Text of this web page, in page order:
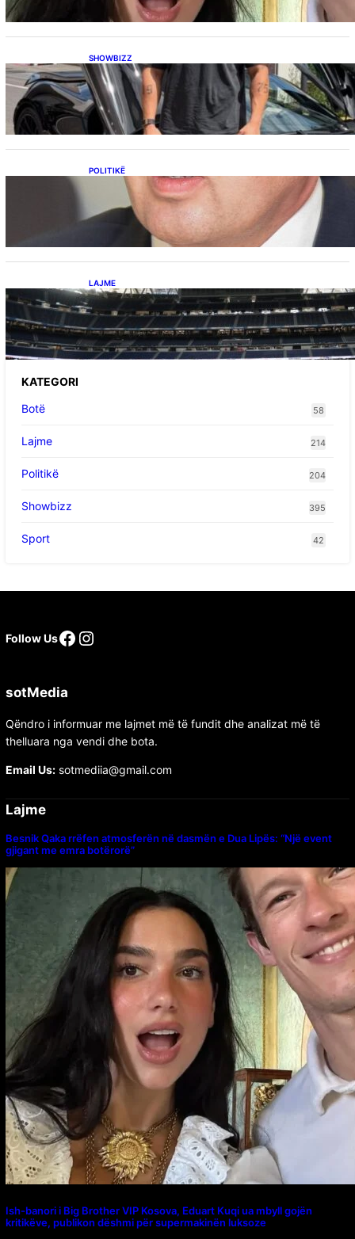
SHOWBIZZ
Ish-banori i Big Brother VIP Kosova, Eduart
Kuqi ua mbyll gojën kritikëve, publikon
dëshmi për supermakinën luksoze
POLITIKË
Përplasja VV-LDK për gazin amerikan,
Kërçeli i përgjigjet Hotit: “Mbrojeni LDK-në, jo
aleancën me SHBA-në”
LAJME
Ish-mesfushori i Real Madridit dhe
Argjentinës,shtrohet urgjentisht në spital pas
problemeve me zemrën, mungon në ndeshjet
e ardhshme
KATEGORI
Botë
58
Lajme 214
Politikë 204
Showbizz 395
Sport 42
Follow Us
sotMedia
Qëndro i informuar me lajmet më të fundit dhe analizat më të
thelluara nga vendi dhe bota.
Email Us:sotmediia@gmail.com
Lajme
Besnik Qaka rrëfen atmosferën në dasmën e Dua Lipës: “Një event
gjigant me emra botërorë”
Ish-banori i Big Brother VIP Kosova, Eduart Kuqi ua mbyll gojën
kritikëve, publikon dëshmi për supermakinën luksoze